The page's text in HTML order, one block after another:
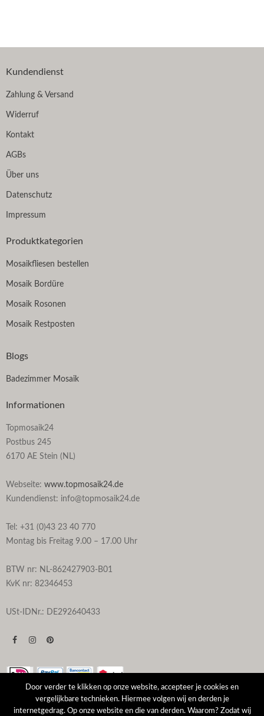
Kundendienst
Zahlung & Versand
Widerruf
Kontakt
AGBs
Über uns
Datenschutz
Impressum
Produktkategorien
Mosaikfliesen bestellen
Mosaik Bordüre
Mosaik Rosonen
Mosaik Restposten
Blogs
Badezimmer Mosaik
Informationen
Topmosaik24
Postbus 245
6170 AE Stein (NL)
Webseite: www.topmosaik24.de
Kundendienst: info@topmosaik24.de
Tel: +31 (0)43 23 40 770
Montag bis Freitag 9.00 – 17.00 Uhr
BTW nr: NL-862427903-B01
KvK nr: 82346453
USt-IDNr.: DE292640433
Door verder te klikken op onze website, accepteer je cookies en
vergelijkbare technieken. Hiermee volgen wij en derden je
internetgedrag. Op onze website en die van derden. Waarom? Zodat wij